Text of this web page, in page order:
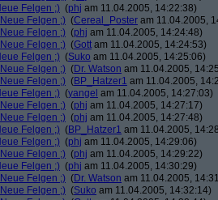
Felgen ;) (phj am 11.04.2005, 14:22:38)
Felgen ;) (Cereal_Poster am 11.04.2005,
Felgen ;) (phj am 11.04.2005, 14:24:48)
Felgen ;) (Gott am 11.04.2005, 14:24:53)
Felgen ;) (Suko am 11.04.2005, 14:25:06)
Felgen ;) (Dr. Watson am 11.04.2005,
Felgen ;) (BP_Hatzer1 am 11.04.2005,
Felgen ;) (yangel am 11.04.2005, 14:27:03)
Felgen ;) (phj am 11.04.2005, 14:27:17)
Felgen ;) (phj am 11.04.2005, 14:27:48)
Felgen ;) (BP_Hatzer1 am 11.04.2005,
Felgen ;) (phj am 11.04.2005, 14:29:06)
Felgen ;) (phj am 11.04.2005, 14:29:22)
Felgen ;) (phj am 11.04.2005, 14:30:29)
Felgen ;) (Dr. Watson am 11.04.2005,
Felgen ;) (Suko am 11.04.2005, 14:32:14)